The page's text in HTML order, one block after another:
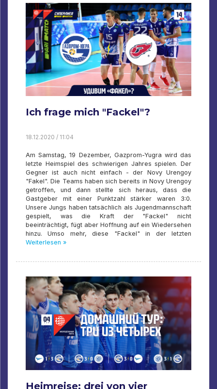
Ich frage mich "Fackel"?
18.12.2020 / 11:04
Am Samstag, 19 Dezember, Gazprom-Yugra wird das
letzte Heimspiel des schwierigen Jahres spielen. Der
Gegner ist auch nicht einfach - der Novy Urengoy
"Fakel". Die Teams haben sich bereits in Novy Urengoy
getroffen, und dann stellte sich heraus, dass die
Gastgeber mit einer Punktzahl stärker waren 3:0.
Unsere Jungs haben tatsächlich als Jugendmannschaft
gespielt, was die Kraft der "Fackel" nicht
beeinträchtigt, fügt aber Hoffnung auf ein Wiedersehen
hinzu. Umso mehr, diese "Fackel" in der letzten
Weiterlesen »
Heimreise: drei von vier